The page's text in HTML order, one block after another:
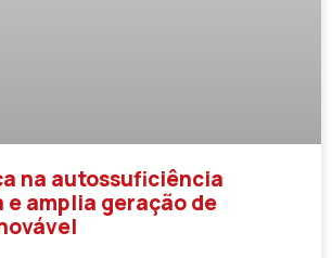
na autossuficiência
amplia geração de